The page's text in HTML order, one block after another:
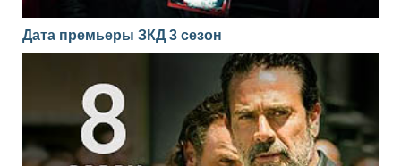
Дата премьеры ЗКД 3 сезон